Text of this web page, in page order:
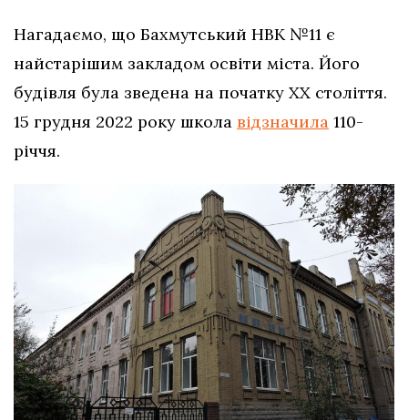
Нагадаємо, що Бахмутський НВК №11 є
найстарішим закладом освіти міста. Його
будівля була зведена на початку ХХ століття.
15 грудня 2022 року школа відзначила 110-
річчя.